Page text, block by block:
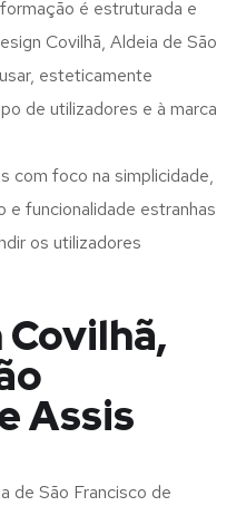
é estruturada e
Covilhã, Aldeia de São
esteticamente
de utilizadores e à marca
com foco na simplicidade,
e funcionalidade estranhas
os utilizadores
Assis
de São Francisco de